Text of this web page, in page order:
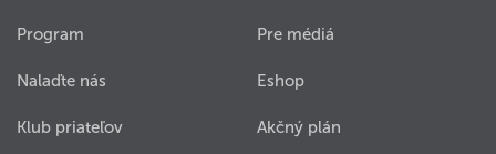
Program
Nalaďte nás
Klub priateľov
Pre médiá
Eshop
Akčný plán